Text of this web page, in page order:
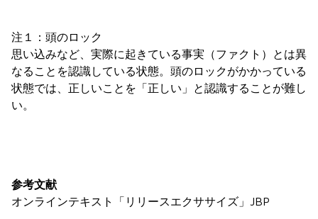
注１：頭のロック
思い込みなど、実際に起きている事実（ファクト）とは異
なることを認識している状態。頭のロックがかかっている
状態では、正しいことを「正しい」と認識することが難し
い。
参考文献
オンラインテキスト「リリースエクササイズ」JBP